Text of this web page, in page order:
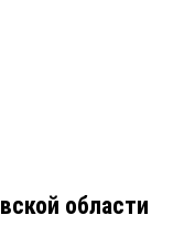
области